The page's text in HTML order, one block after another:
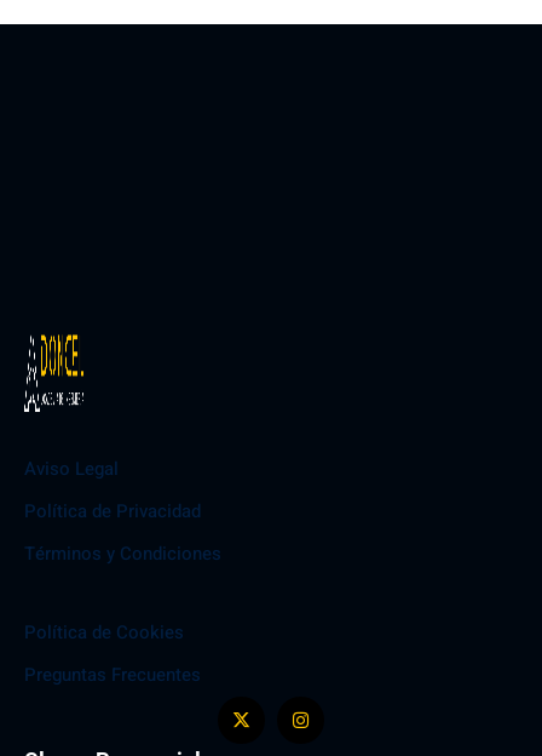
Aviso Legal
Política de Privacidad
Términos y Condiciones
Política de Cookies
Preguntas Frecuentes